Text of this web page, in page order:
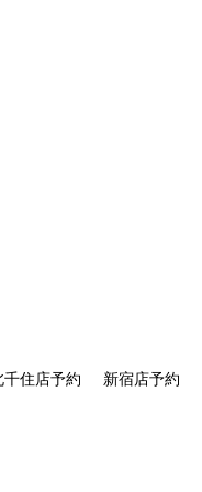
千住店予約 新宿店予約